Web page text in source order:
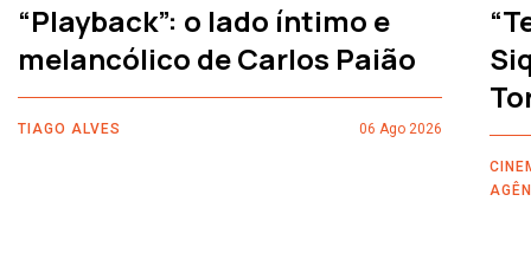
“Playback”: o lado íntimo e
melancólico de Carlos Paião
TIAGO ALVES 06 Ago 2026